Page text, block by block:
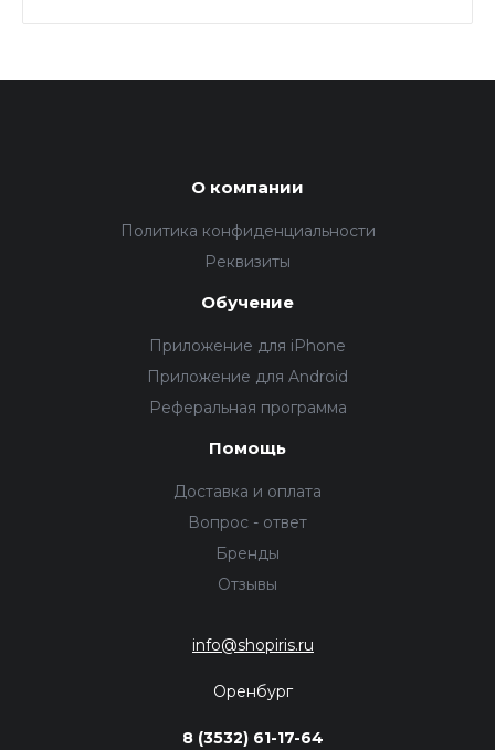
О компании
Политика конфиденциальности
Реквизиты
Обучение
Приложение для iPhone
Приложение для Android
Реферальная программа
Помощь
Доставка и оплата
Вопрос - ответ
Бренды
Отзывы
info@shopiris.ru
Оренбург
8 (3532) 61-17-64